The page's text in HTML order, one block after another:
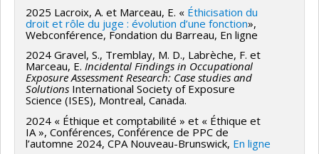
2025 Lacroix, A. et Marceau, E. « Éthicisation du
droit et rôle du juge : évolution d’une fonction»,
Webconférence, Fondation du Barreau, En ligne
2024 Gravel, S., Tremblay, M. D., Labrèche, F. et
Marceau, E. Incidental Findings in Occupational
Exposure Assessment Research: Case studies and
Solutions International Society of Exposure
Science (ISES), Montreal, Canada.
2024 « Éthique et comptabilité » et « Éthique et
IA », Conférences, Conférence de PPC de
l’automne 2024, CPA Nouveau-Brunswick, En ligne